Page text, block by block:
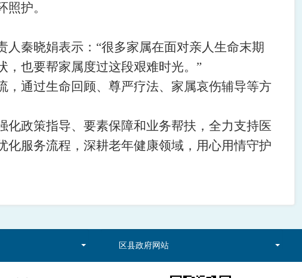
护。
人秦晓娟表示： “很多家属在面对亲人生命末期
，也要帮家属度过这段艰难时光。”
通过生命回顾、尊严疗法、家属哀伤辅导等方
政策指导、要素保障和业务帮扶，全力支持医
服务流程，深耕老年健康领域，用心用情守护
区县政府网站